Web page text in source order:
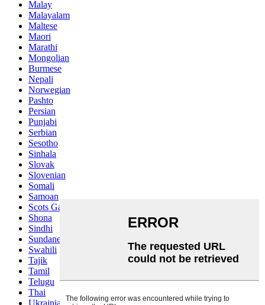
Malay
Malayalam
Maltese
Maori
Marathi
Mongolian
Burmese
Nepali
Norwegian
Pashto
Persian
Punjabi
Serbian
Sesotho
Sinhala
Slovak
Slovenian
Somali
Samoan
Scots Gaelic
Shona
Sindhi
Sundanese
Swahili
Tajik
Tamil
Telugu
Thai
Ukrainian